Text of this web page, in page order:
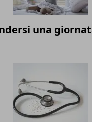
una